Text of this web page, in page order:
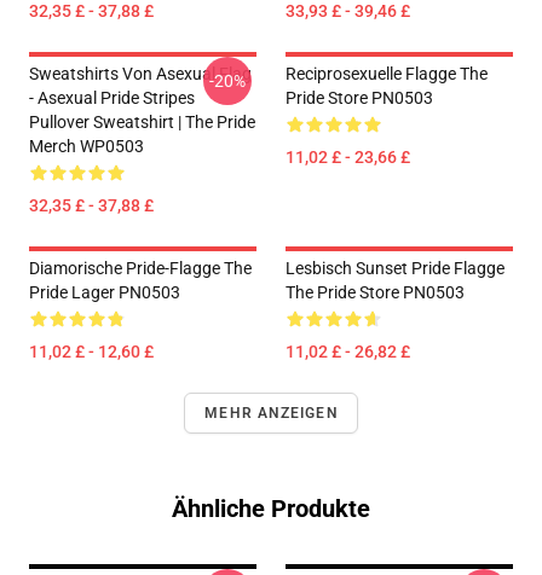
32,35 £ - 37,88 £ 33,93 £ - 39,46 £
Sweatshirts Von Asexual Flag
- Asexual Pride Stripes
Pullover Sweatshirt | The Pride
Merch WP0503
32,35 £ - 37,88 £
-20%
Reciprosexuelle Flagge The
Pride Store PN0503
11,02 £ - 23,66 £
Diamorische Pride-Flagge The
Pride Lager PN0503
11,02 £ - 12,60 £
Lesbisch Sunset Pride Flagge
The Pride Store PN0503
11,02 £ - 26,82 £
MEHR ANZEIGEN
Ähnliche Produkte